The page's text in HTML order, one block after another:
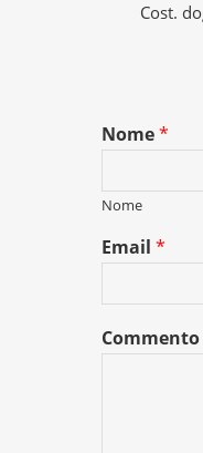
Cost.
Nome*
Nome
Email*